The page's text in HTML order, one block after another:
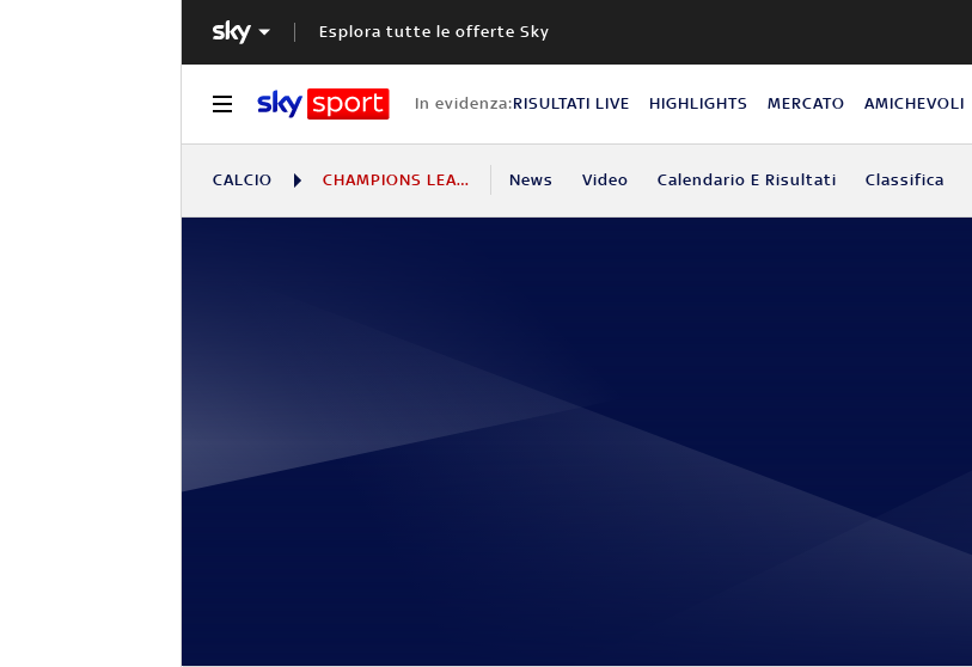
Esplora tutte le offerte Sky
In evidenza:RISULTATI LIVE HIGHLIGHTS MERCATO AMICHEVOLI
CALCIO CHAMPIONS LEAGUE News Video Calendario E Risultati Classifica